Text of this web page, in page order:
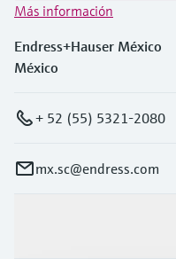
Más información
Endress+Hauser México
México
+ 52 (55) 5321-2080
mx.sc@endress.com